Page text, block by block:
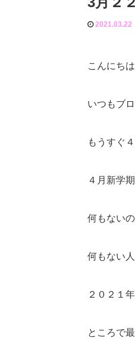
2021.03.22
こんにちは
いつもブ
もうすぐ
４月新学
何もない
何もない
２０２１
ところで